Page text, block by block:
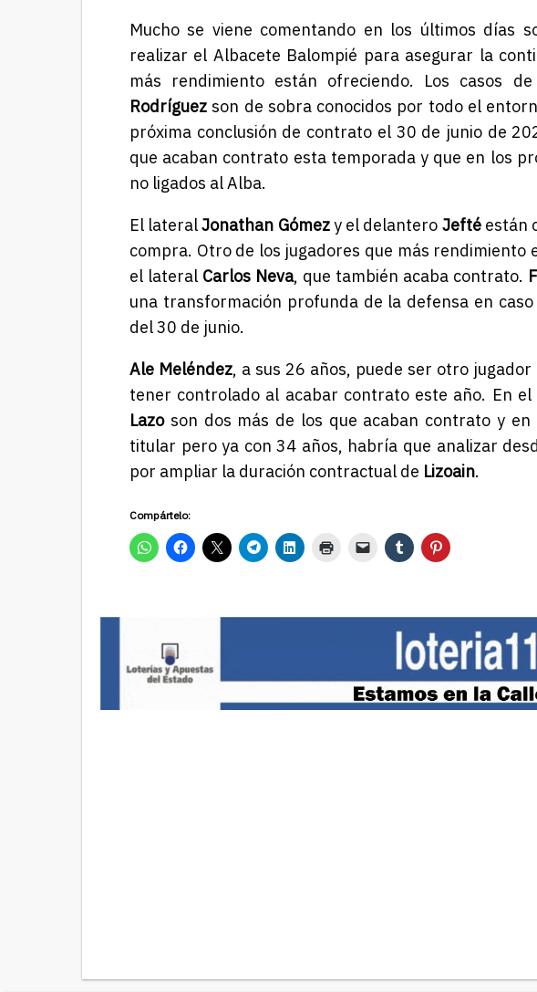
Mucho se viene comentando en los últimos días
realizar el Albacete Balompié para asegurar la
más rendimiento están ofreciendo. Los casos de
Rodríguez son de sobra conocidos por todo el
próxima conclusión de contrato el 30 de junio de
que acaban contrato esta temporada y que en los
no ligados al Alba.
El lateralJonathan Gómezy el delantero Jeftéestán
compra. Otro de los jugadores que más rendimiento
el lateral Carlos Neva, que también acaba contrato.
una transformación profunda de la defensa en
del 30 de junio.
Ale Meléndez, a sus 26 años, puede ser otro
tener controlado al acabar contrato este año. En el
Lazoson dos más de los que acaban contrato y
titular pero ya con 34 años, habría que analizar
por ampliar la duración contractual de Lizoain.
Compártelo: